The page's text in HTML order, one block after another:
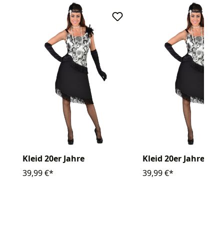
Kleid 20er Jahre
39,99 €*
Kleid 20er Jahre
39,99 €*